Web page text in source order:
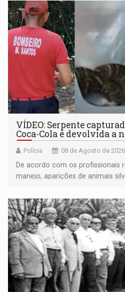
VÍDEO: Serpente
Coca-Cola é devolvida a
Polícia 08 de Agosto de
De acordo com os profissionais
manejo, aparições de animais